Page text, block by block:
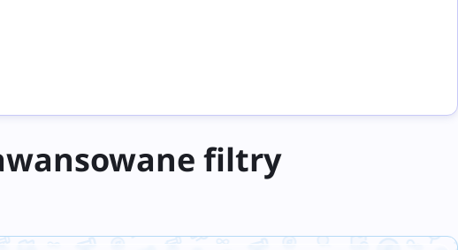
filtry